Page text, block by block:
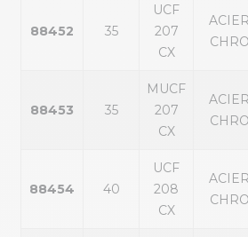
88452 35
UCF
207
CX
88453 35
MUCF
207
CX
88454 40
UCF
208
CX